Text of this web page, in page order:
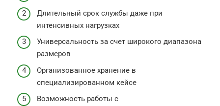
Длительный срок службы даже при
интенсивных нагрузках
Универсальность за счет широкого диапазона
размеров
Организованное хранение в
специализированном кейсе
Возможность работы с